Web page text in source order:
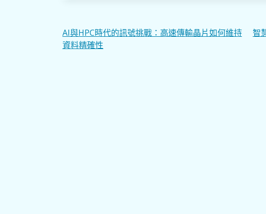
文
章
AI與HPC時代的訊號挑戰：高速傳輸晶片如何維持
資料精確性
智